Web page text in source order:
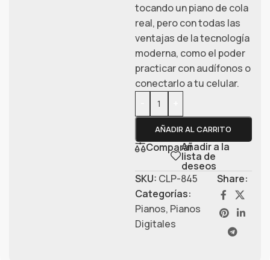
tocando un piano de cola
real, pero con todas las
ventajas de la tecnología
moderna, como el poder
practicar con audífonos o
conectarlo a tu celular.
AÑADIR AL CARRITO
CompararAñadir a la
lista de
deseos
SKU: CLP-845
Categorías:
Pianos, Pianos
Digitales
Share: